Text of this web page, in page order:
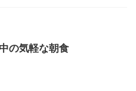
の気軽な朝食